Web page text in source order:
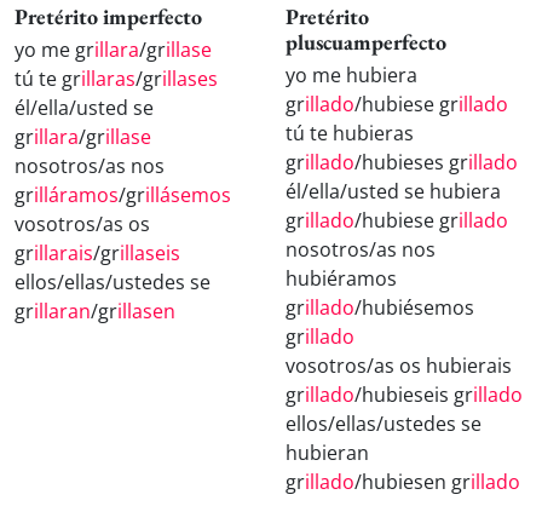
Pretérito imperfecto
yo me grillara/grillase
tú te grillaras/grillases
él/ella/usted se
grillara/grillase
nosotros/as nos
grilláramos/grillásemos
vosotros/as os
grillarais/grillaseis
ellos/ellas/ustedes se
grillaran/grillasen
Pretérito
pluscuamperfecto
yo me hubiera
grillado/hubiese grillado
tú te hubieras
grillado/hubieses grillado
él/ella/usted se hubiera
grillado/hubiese grillado
nosotros/as nos
hubiéramos
grillado/hubiésemos
grillado
vosotros/as os hubierais
grillado/hubieseis grillado
ellos/ellas/ustedes se
hubieran
grillado/hubiesen grillado